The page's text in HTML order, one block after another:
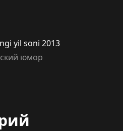
yil soni 2013
юмор